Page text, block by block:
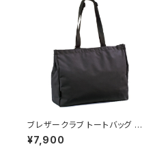
ブレザークラブ トートバッグ ハ
ンドバッグ メンズ 53385 ブラッ
ク 国内正規 ブラック
¥7,900